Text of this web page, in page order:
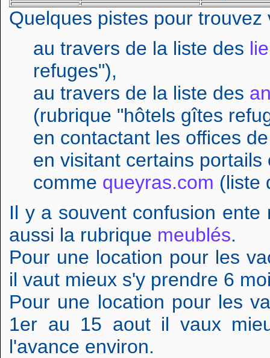
Quelques pistes pour trouvez
au travers de la liste des
refuges"),
au travers de la liste des
(rubrique "hôtels gîtes
en contactant les offices
en visitant certains
comme queyras.com (liste
Il y a souvent confusion
aussi la rubrique meublés.
Pour une location pour les
il vaut mieux s'y prendre 6
Pour une location pour les
1er au 15 aout il vaux
l'avance environ.